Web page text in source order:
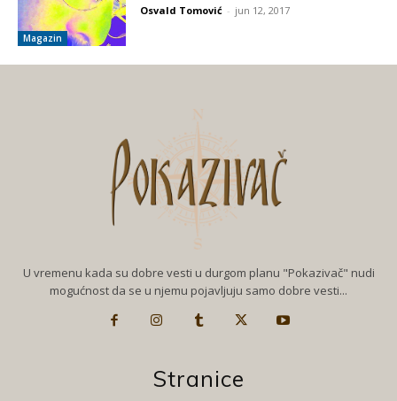
Magazin
Osvald Tomović - jun 12, 2017
U vremenu kada su dobre vesti u durgom planu "Pokazivač" nudi
mogućnost da se u njemu pojavljuju samo dobre vesti...
Stranice